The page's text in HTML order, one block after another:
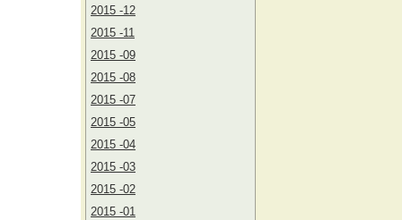
2015 -12
2015 -11
2015 -09
2015 -08
2015 -07
2015 -05
2015 -04
2015 -03
2015 -02
2015 -01